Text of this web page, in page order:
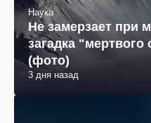
Наука
Не замерзает при
загадка "мертвого
(фото)
3 дня назад